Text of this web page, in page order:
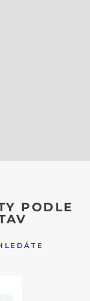
PODLE